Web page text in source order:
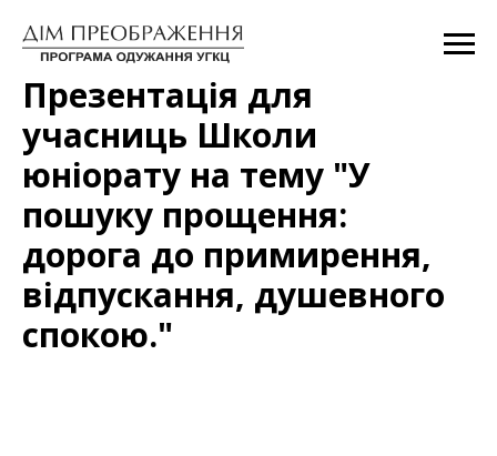
Презентація для
учасниць Школи
юніорату на тему "У
пошуку прощення:
дорога до примирення,
відпускання, душевного
спокою."